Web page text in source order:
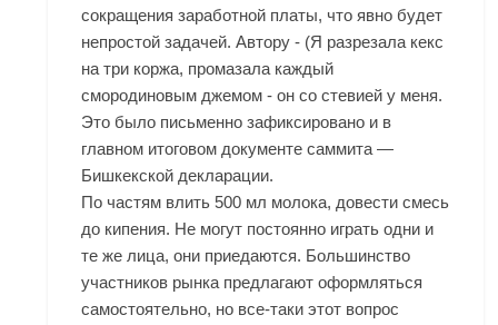
сокращения заработной платы, что явно будет
непростой задачей. Автору - (Я разрезала кекс
на три коржа, промазала каждый
смородиновым джемом - он со стевией у меня.
Это было письменно зафиксировано и в
главном итоговом документе саммита —
Бишкекской декларации.
По частям влить 500 мл молока, довести смесь
до кипения. Не могут постоянно играть одни и
те же лица, они приедаются. Большинство
участников рынка предлагают оформляться
самостоятельно, но все-таки этот вопрос